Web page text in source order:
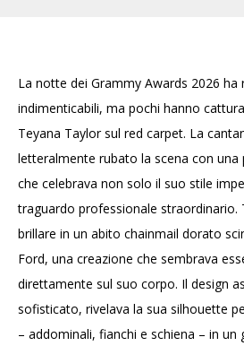
La notte dei Grammy Awards 2026
indimenticabili, ma pochi hanno
Teyana Taylor sul red carpet. La
letteralmente rubato la scena con una
che celebrava non solo il suo stile
traguardo professionale straordinario.
brillare in un abito chainmail dorato
Ford, una creazione che sembrava
direttamente sul suo corpo. Il design
sofisticato, rivelava la sua silhouette
– addominali, fianchi e schiena – in un